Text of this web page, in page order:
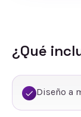
¿Qué
Diseño a